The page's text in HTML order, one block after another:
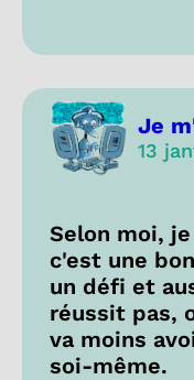
Je
13
Selon moi,
c'est une
un défi et
réussit pas,
va moins
soi-même.